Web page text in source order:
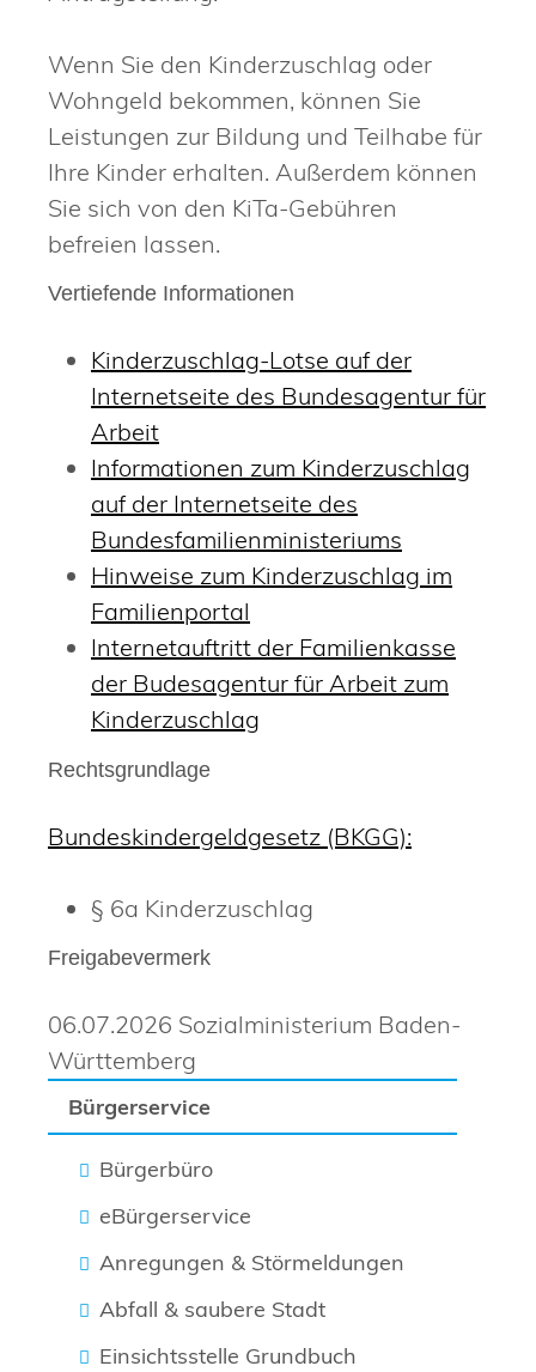
Bürgerservice
Bürgerbüro
eBürgerservice
Anregungen & Störmeldungen
Abfall & saubere Stadt
Einsichtsstelle Grundbuch
Wenn Sie den Kinderzuschlag oder
Wohngeld bekommen, können Sie
Leistungen zur Bildung und Teilhabe für
Ihre Kinder erhalten. Außerdem können
Sie sich von den KiTa-Gebühren
befreien lassen.
Vertiefende Informationen
Kinderzuschlag-Lotse auf der
Internetseite des Bundesagentur für
Arbeit
Informationen zum Kinderzuschlag
auf der Internetseite des
Bundesfamilienministeriums
Hinweise zum Kinderzuschlag im
Familienportal
Internetauftritt der Familienkasse
der Budesagentur für Arbeit zum
Kinderzuschlag
Rechtsgrundlage
Bundeskindergeldgesetz (BKGG):
§ 6a Kinderzuschlag
Freigabevermerk
06.07.2026 Sozialministerium Baden-
Württemberg